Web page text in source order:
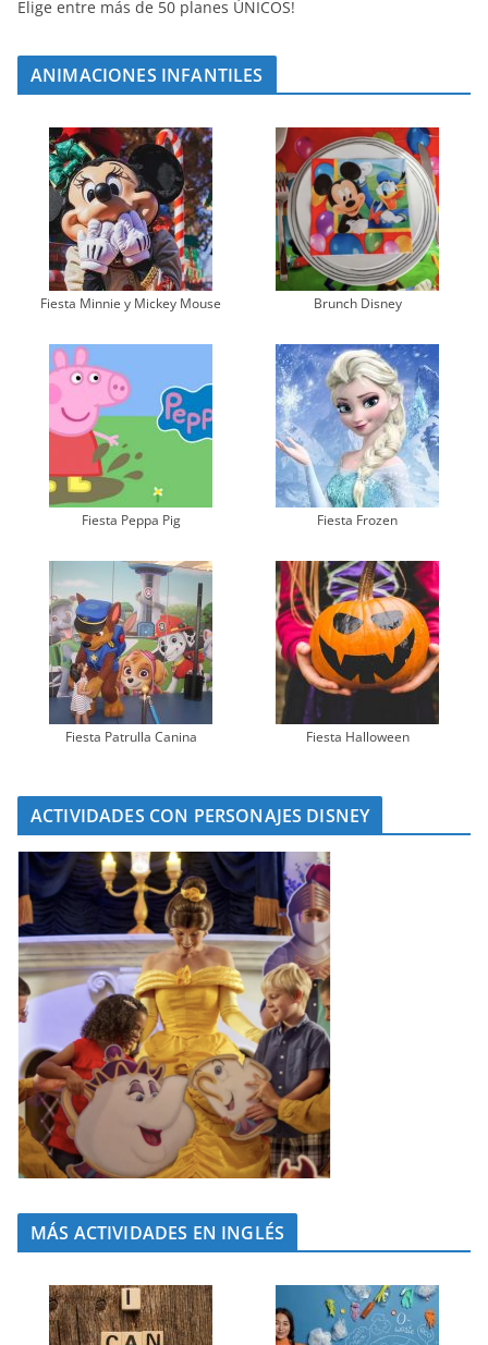
Elige entre más de 50 planes ÚNICOS!
ANIMACIONES INFANTILES
Fiesta Minnie y Mickey Mouse Brunch Disney
Fiesta Peppa Pig Fiesta Frozen
Fiesta Patrulla Canina Fiesta Halloween
ACTIVIDADES CON PERSONAJES DISNEY
MÁS ACTIVIDADES EN INGLÉS